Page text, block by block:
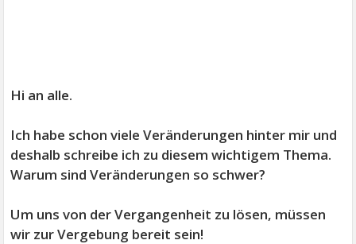
Hi an alle.
Ich habe schon viele Veränderungen hinter mir und
deshalb schreibe ich zu diesem wichtigem Thema.
Warum sind Veränderungen so schwer?
Um uns von der Vergangenheit zu lösen, müssen
wir zur Vergebung bereit sein!